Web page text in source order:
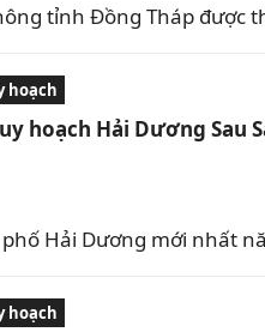
tỉnh Đồng Tháp
hoạch
hoạch Hải Dương Sau
Hải Dương mới nhất
hoạch